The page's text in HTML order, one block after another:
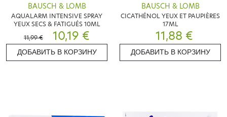
BAUSCH & LOMB
AQUALARM INTENSIVE SPRAY
YEUX SECS & FATIGUÉS 10ML
11,99 €
10,19 €
ДОБАВИТЬ В КОРЗИНУ
BAUSCH & LOMB
CICATHÉNOL YEUX ET PAUPIÈRES
17ML
11,88 €
ДОБАВИТЬ В КОРЗИНУ